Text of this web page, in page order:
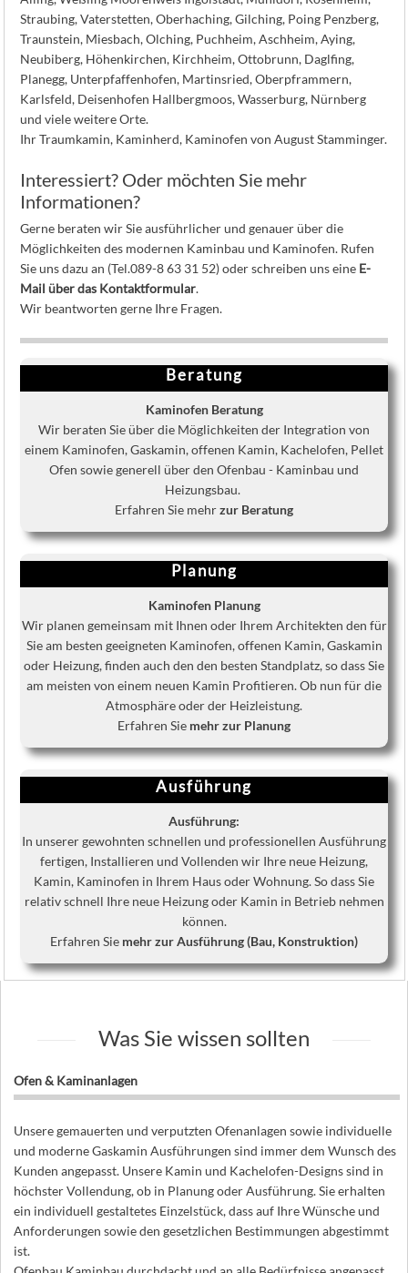
Straubing, Vaterstetten, Oberhaching, Gilching, Poing Penzberg,
Traunstein, Miesbach, Olching, Puchheim, Aschheim, Aying,
Neubiberg, Höhenkirchen, Kirchheim, Ottobrunn, Daglfing,
Planegg, Unterpfaffenhofen, Martinsried, Oberpframmern,
Karlsfeld, Deisenhofen Hallbergmoos, Wasserburg, Nürnberg
und viele weitere Orte.
Ihr Traumkamin, Kaminherd, Kaminofen von August Stamminger.
Interessiert? Oder möchten Sie mehr
Informationen?
Gerne beraten wir Sie ausführlicher und genauer über die
Möglichkeiten des modernen Kaminbau und Kaminofen. Rufen
Sie uns dazu an (Tel.089-8 63 31 52) oder schreiben uns eine E-
Mail über das Kontaktformular.
Wir beantworten gerne Ihre Fragen.
Beratung
Kaminofen Beratung
Wir beraten Sie über die Möglichkeiten der Integration von
einem Kaminofen, Gaskamin, offenen Kamin, Kachelofen, Pellet
Ofen sowie generell über den Ofenbau - Kaminbau und
Heizungsbau.
Erfahren Sie mehrzur Beratung
Planung
Kaminofen Planung
Wir planen gemeinsam mit Ihnen oder Ihrem Architekten den für
Sie am besten geeigneten Kaminofen, offenen Kamin, Gaskamin
oder Heizung, finden auch den den besten Standplatz, so dass Sie
am meisten von einem neuen Kamin Profitieren. Ob nun für die
Atmosphäre oder der Heizleistung.
Erfahren Sie mehr zur Planung
Ausführung
Ausführung:
In unserer gewohnten schnellen und professionellen Ausführung
fertigen, Installieren und Vollenden wir Ihre neue Heizung,
Kamin, Kaminofen in Ihrem Haus oder Wohnung. So dass Sie
relativ schnell Ihre neue Heizung oder Kamin in Betrieb nehmen
können.
Erfahren Sie mehr zur Ausführung (Bau, Konstruktion)
Was Sie wissen sollten
Ofen & Kaminanlagen
Unsere gemauerten und verputzten Ofenanlagen sowie individuelle
und moderne Gaskamin Ausführungen sind immer dem Wunsch des
Kunden angepasst. Unsere Kamin und Kachelofen-Designs sind in
höchster Vollendung, ob in Planung oder Ausführung. Sie erhalten
ein individuell gestaltetes Einzelstück, dass auf Ihre Wünsche und
Anforderungen sowie den gesetzlichen Bestimmungen abgestimmt
ist.